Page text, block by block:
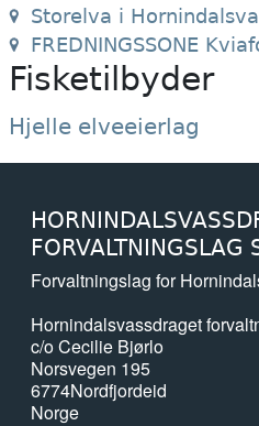
Storelva i
FREDNINGSSONE
Fisketilbyder
Hjelle elveeierlag
FORVALTNINGSLAG
Forvaltningslag for
Hornindalsvassdraget
c/o Cecilie Bjørlo
Norsvegen 195
6774Nordfjordeid
Norge